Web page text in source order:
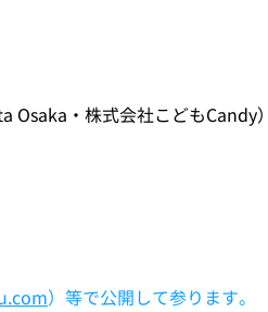
・株式会社こどもCandy）
）等で公開して参ります。